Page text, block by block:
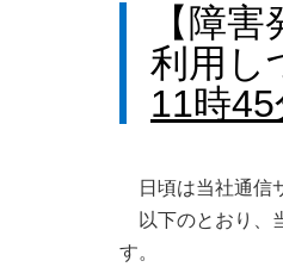
【障
利用し
11時
日頃は当社通信
以下のとおり、
す。